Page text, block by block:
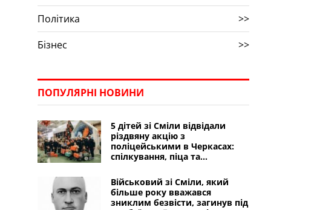
Політика
>>
Бізнес
>>
ПОПУЛЯРНІ НОВИНИ
5 дітей зі Сміли відвідали
різдвяну акцію з
поліцейськими в Черкасах:
спілкування, піца та
Військовий зі Сміли, який
більше року вважався
зниклим безвісти, загинув під